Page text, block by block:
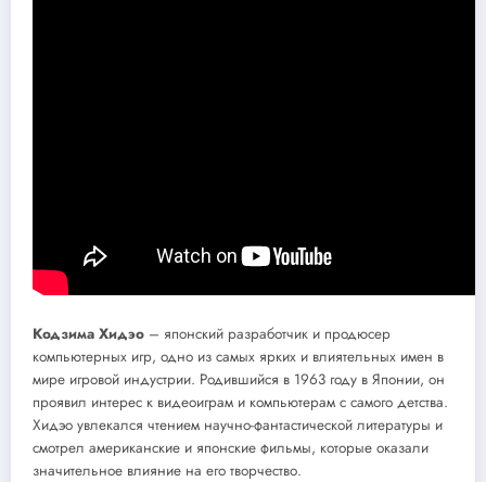
Кодзима Хидэо – японский разработчик и продюсер
компьютерных игр, одно из самых ярких и влиятельных имен в
мире игровой индустрии. Родившийся в 1963 году в Японии, он
проявил интерес к видеоиграм и компьютерам с самого детства.
Хидэо увлекался чтением научно-фантастической литературы и
смотрел американские и японские фильмы, которые оказали
значительное влияние на его творчество.